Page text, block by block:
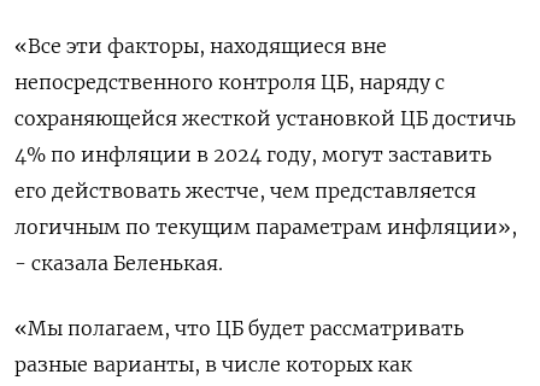
«Все эти факторы, находящиеся вне
непосредственного контроля ЦБ, наряду с
сохраняющейся жесткой установкой ЦБ достичь
4% по инфляции в 2024 году, могут заставить
его действовать жестче, чем представляется
логичным по текущим параметрам инфляции»,
- сказала Беленькая.
«Мы полагаем, что ЦБ будет рассматривать
разные варианты, в числе которых как